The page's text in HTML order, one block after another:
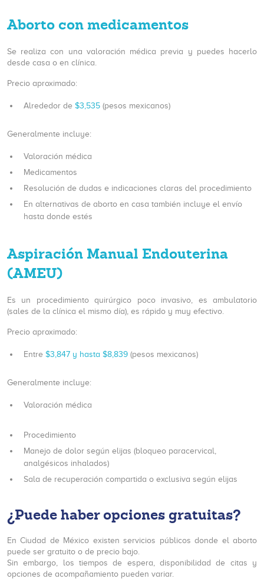
Aborto con medicamentos
Se realiza con una valoración médica previa y puedes hacerlo
desde casa o en clínica.
Precio aproximado:
Alrededor de $3,535 (pesos mexicanos)
Generalmente incluye:
Valoración médica
Medicamentos
Resolución de dudas e indicaciones claras del procedimiento
En alternativas de aborto en casa también incluye el envío
hasta donde estés
Aspiración Manual Endouterina
(AMEU)
Es un procedimiento quirúrgico poco invasivo, es ambulatorio
(sales de la clínica el mismo día), es rápido y muy efectivo.
Precio aproximado:
Entre $3,847 y hasta $8,839 (pesos mexicanos)
Generalmente incluye:
Valoración médica
Procedimiento
Manejo de dolor según elijas (bloqueo paracervical,
analgésicos inhalados)
Sala de recuperación compartida o exclusiva según elijas
¿Puede haber opciones gratuitas?
En Ciudad de México existen servicios públicos donde el aborto
puede ser gratuito o de precio bajo.
Sin embargo, los tiempos de espera, disponibilidad de citas y
opciones de acompañamiento pueden variar.